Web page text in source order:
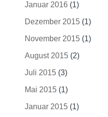
Januar 2016 (1)
Dezember 2015(1)
November 2015(1)
August 2015(2)
Juli 2015(3)
Mai 2015(1)
Januar 2015(1)